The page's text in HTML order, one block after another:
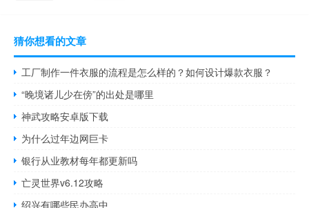
猜你想看的文章
工厂制作一件衣服的流程是怎么样的？如何设计爆款衣服？
“晚境诸儿少在傍”的出处是哪里
神武攻略安卓版下载
为什么过年边网巨卡
银行从业教材每年都更新吗
亡灵世界v6.12攻略
绍兴有哪些民办高中